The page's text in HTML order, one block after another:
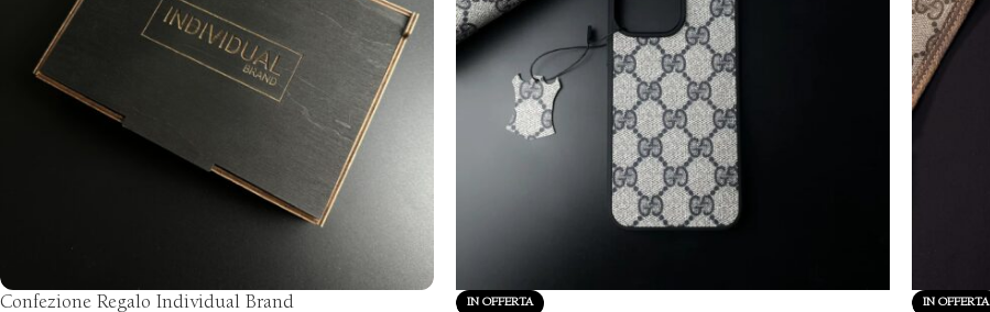
Confezione Regalo Individual Brand IN OFFERTA IN OFFERTA